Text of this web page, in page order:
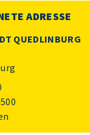
ADRESSE
QUEDLINBURG